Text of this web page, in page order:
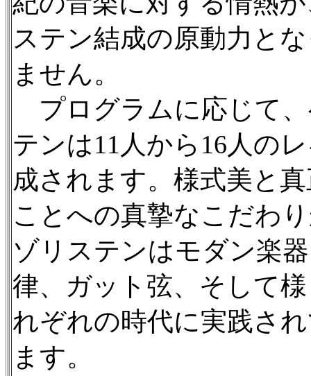
ステン結成の原動力と
ません。
プログラムに応じて
テンは11人から16人の
成されます。様式美と
ことへの真摯なこだわ
ゾリステンはモダン楽
律、ガット弦、そして
れぞれの時代に実践さ
ます。